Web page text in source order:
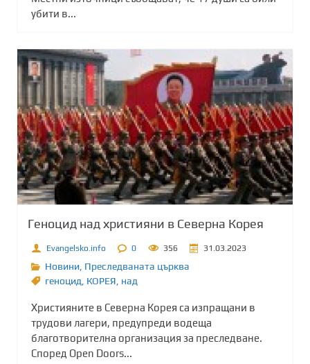
убити в...
Геноцид над християни в Северна Корея
Evangelsko.info 0 356 31.03.2023
Новини Преследваната църква
геноцид КОРЕЯ над
Християните в Северна Корея са изпращани в
трудови лагери, предупреди водеща
благотворителна организация за преследване.
Според Open Doors...